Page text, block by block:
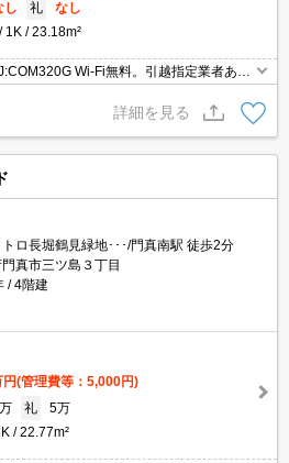
し 礼
なし
1K 23.18m²
Wi-Fi無料。引越指定業者あ
まります。駐車場は敷地内。角部屋をお
詳細を見る
ロ長堀鶴見緑地･･･/門真南駅 徒歩2分
真市三ツ島３丁目
4階建
円(管理費等：5,000円)
礼
5万
22.77m²